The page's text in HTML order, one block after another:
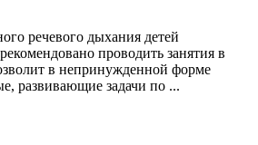
речевого дыхания детей
проводить занятия в
в непринужденной форме
развивающие задачи по ...